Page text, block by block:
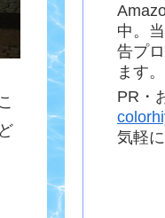
中。
告プ
ます。
PR・
気軽